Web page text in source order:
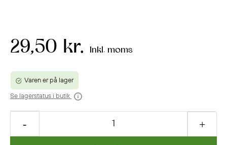
29,50 kr. Inkl. moms
Varen er på lager
Se lagerstatus i butik